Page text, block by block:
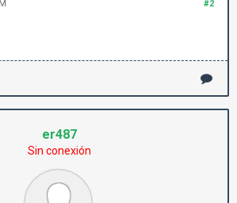
#2
er487
Sin conexión